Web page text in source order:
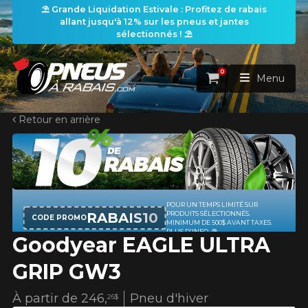
⛱️ Grande Liquidation Estivale : Profitez de rabais
allant jusqu'à 12% sur les pneus et jantes
sélectionnés ! ⛱️
ACCUEIL
PNEUS
RECHERCHE DE PNEUS VOIR TOUT
Rechercher par
Par dimensions Par véhicule
Recherche par dimensions
ROUES
RECHERCHE DE ROUES VOIR TOUT
ENSEMBLES
RECHERCHE D'ENSEMBLES
PROMOTIONS
Panier
0
Menu
Retour en arrière
Goodyear EAGLE ULTRA
GRIP GW3
Pneu d'hiver
À partir de 246,26$